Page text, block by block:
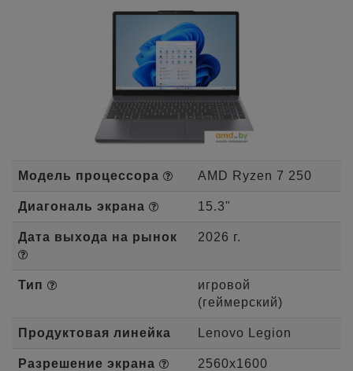
Модель процессора AMD Ryzen 7 250
Диагональ экрана 15.3"
Дата выхода на рынок 2026 г.
Тип
игровой
(геймерский)
Продуктовая линейка Lenovo Legion
Разрешение экрана 2560x1600